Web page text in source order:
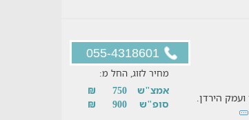
055-4318601
הירדן.
מחיר לזוג, החל מ:
אמצ"ש 750
₪
סופ"ש
900
₪